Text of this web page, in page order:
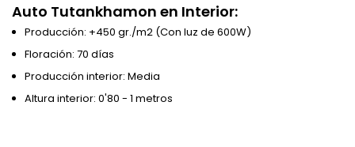
Auto Tutankhamon en Interior:
Producción: +450 gr./m2 (Con luz de 600W)
Floración: 70 días
Producción interior: Media
Altura interior: 0'80 - 1 metros